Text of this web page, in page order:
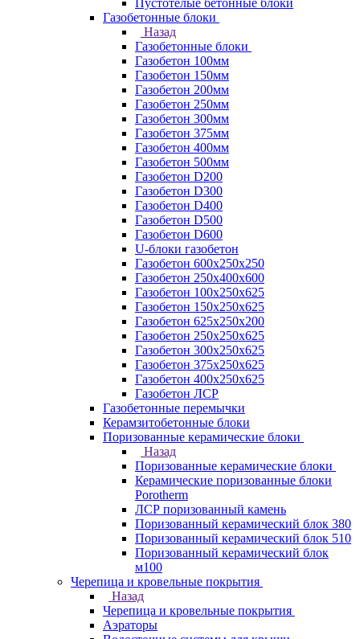
Пустотелые бетонные блоки
Газобетонные блоки
Назад
Газобетонные блоки
Газобетон 100мм
Газобетон 150мм
Газобетон 200мм
Газобетон 250мм
Газобетон 300мм
Газобетон 375мм
Газобетон 400мм
Газобетон 500мм
Газобетон D200
Газобетон D300
Газобетон D400
Газобетон D500
Газобетон D600
U-блоки газобетон
Газобетон 600x250x250
Газобетон 250x400x600
Газобетон 100х250х625
Газобетон 150х250х625
Газобетон 625х250х200
Газобетон 250х250х625
Газобетон 300х250х625
Газобетон 375х250х625
Газобетон 400х250х625
Газобетон ЛСР
Газобетонные перемычки
Керамзитобетонные блоки
Поризованные керамические блоки
Назад
Поризованные керамические блоки
Керамические поризованные блоки
Porotherm
ЛСР поризованный камень
Поризованный керамический блок 380
Поризованный керамический блок 510
Поризованный керамический блок
м100
Черепица и кровельные покрытия
Назад
Черепица и кровельные покрытия
Аэраторы